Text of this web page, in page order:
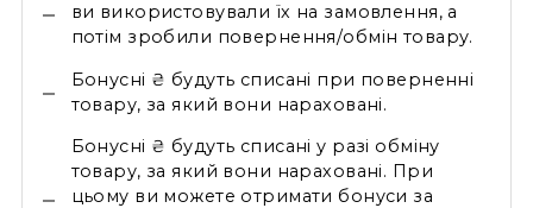
ви використовували їх на замовлення, а
потім зробили повернення/обмін товару.
Бонусні ₴ будуть списані при поверненні
товару, за який вони нараховані.
Бонусні ₴ будуть списані у разі обміну
товару, за який вони нараховані. При
цьому ви можете отримати бонуси за